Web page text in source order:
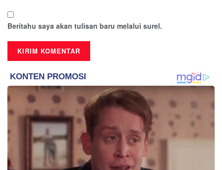
Beritahu saya akan tulisan baru melalui surel.